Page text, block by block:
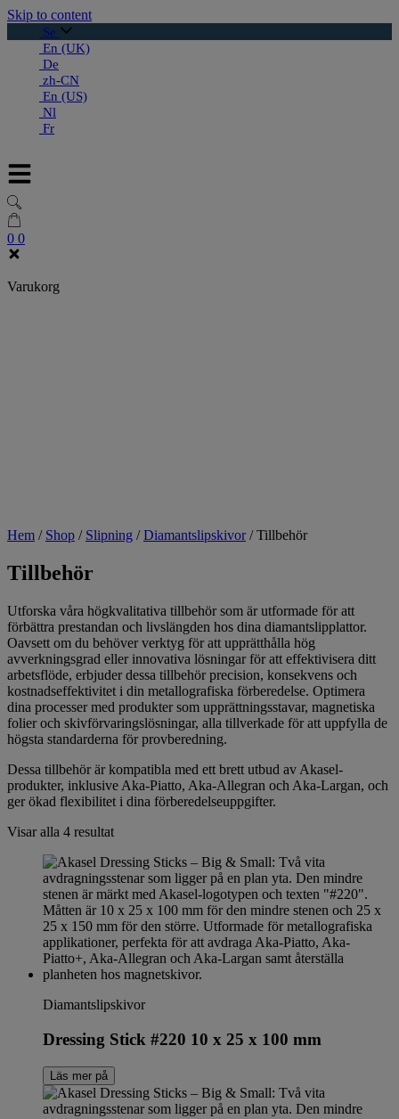
Skip to content
Se
En (UK)
De
zh-CN
En (US)
Nl
Fr
0 0
Varukorg
Hem / Shop / Slipning /Diamantslipskivor /Tillbehör
Tillbehör
Utforska våra högkvalitativa tillbehör som är utformade för att
förbättra prestandan och livslängden hos dina diamantslipplattor.
Oavsett om du behöver verktyg för att upprätthålla hög
avverkningsgrad eller innovativa lösningar för att effektivisera ditt
arbetsflöde, erbjuder dessa tillbehör precision, konsekvens och
kostnadseffektivitet i din metallografiska förberedelse. Optimera
dina processer med produkter som upprättningsstavar, magnetiska
folier och skivförvaringslösningar, alla tillverkade för att uppfylla de
högsta standarderna för provberedning.
Dessa tillbehör är kompatibla med ett brett utbud av Akasel-
produkter, inklusive Aka-Piatto, Aka-Allegran och Aka-Largan, och
ger ökad flexibilitet i dina förberedelseuppgifter.
Visar alla 4 resultat
Diamantslipskivor
Dressing Stick #220 10 x 25 x 100 mm
Läs mer på